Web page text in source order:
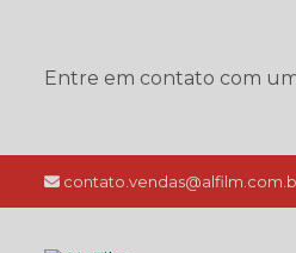
Entre em contato com um